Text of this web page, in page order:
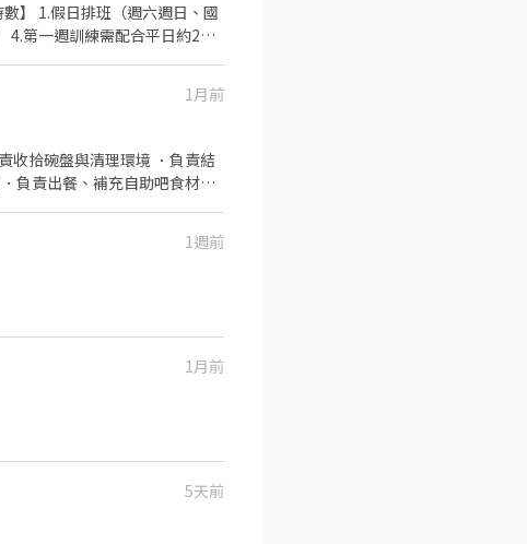
4.第一週訓練需配合平日約2天
關：年度員工健檢(不含新進
1月前
收拾碗盤與清理環境 ．負責結
負責出餐、補充自助吧食材及
1週前
1月前
5天前